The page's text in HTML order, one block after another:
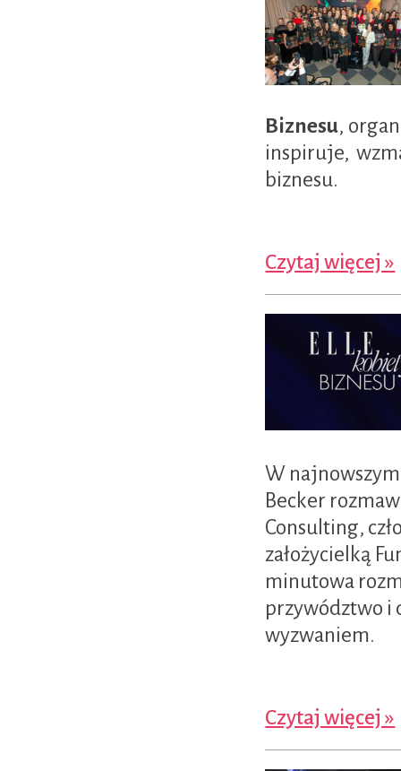
Biznesu,
inspiruje,
biznesu.
Czytaj więcej »
W
Becker
Consulting,
założycielką
minutowa
przywództwo i
wyzwaniem.
Czytaj więcej »